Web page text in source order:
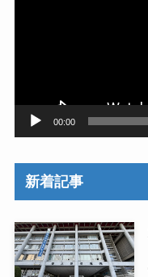
00:00
新着記事